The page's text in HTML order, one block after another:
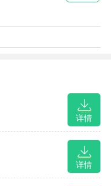
详情
详情